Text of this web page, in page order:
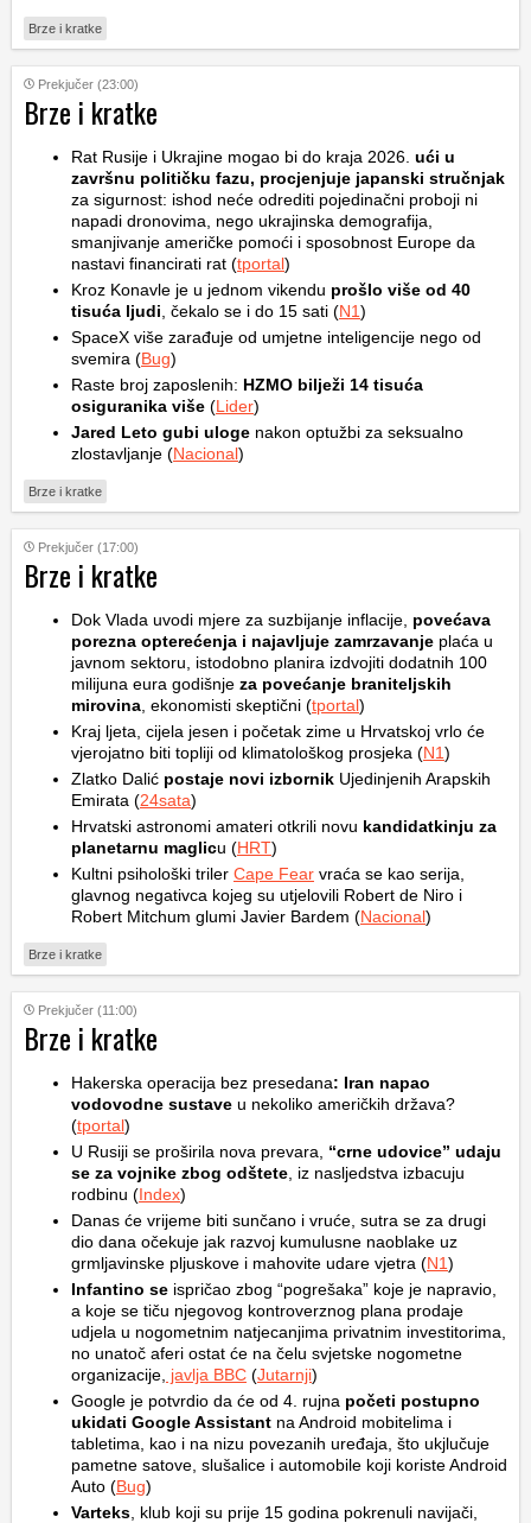
Brze i kratke
Prekjučer (23:00)
Brze i kratke
Rat Rusije i Ukrajine mogao bi do kraja 2026. ući u
završnu političku fazu, procjenjuje japanski stručnjak
za sigurnost: ishod neće odrediti pojedinačni proboji ni
napadi dronovima, nego ukrajinska demografija,
smanjivanje američke pomoći i sposobnost Europe da
nastavi financirati rat (tportal)
Kroz Konavle je u jednom vikendu prošlo više od 40
tisuća ljudi , čekalo se i do 15 sati (N1)
SpaceX više zarađuje od umjetne inteligencije nego od
svemira (Bug)
Raste broj zaposlenih: HZMO bilježi 14 tisuća
osiguranika više (Lider)
Jared Leto gubi uloge nakon optužbi za seksualno
zlostavljanje (Nacional)
Brze i kratke
Prekjučer (17:00)
Brze i kratke
Dok Vlada uvodi mjere za suzbijanje inflacije, povećava
porezna opterećenja i najavljuje zamrzavanje plaća u
javnom sektoru, istodobno planira izdvojiti dodatnih 100
milijuna eura godišnje za povećanje braniteljskih
mirovina , ekonomisti skeptični (tportal)
Kraj ljeta, cijela jesen i početak zime u Hrvatskoj vrlo će
vjerojatno biti topliji od klimatološkog prosjeka (N1)
Zlatko Dalić postaje novi izbornik Ujedinjenih Arapskih
Emirata (24sata)
Hrvatski astronomi amateri otkrili novu kandidatkinju za
planetarnu maglicu (HRT)
Kultni psihološki triler Cape Fear vraća se kao serija,
glavnog negativca kojeg su utjelovili Robert de Niro i
Robert Mitchum glumi Javier Bardem (Nacional)
Brze i kratke
Prekjučer (11:00)
Brze i kratke
Hakerska operacija bez presedana: Iran napao
vodovodne sustave u nekoliko američkih država?
(tportal)
U Rusiji se proširila nova prevara, “crne udovice” udaju
se za vojnike zbog odštete , iz nasljedstva izbacuju
rodbinu (Index)
Danas će vrijeme biti sunčano i vruće, sutra se za drugi
dio dana očekuje jak razvoj kumulusne naoblake uz
grmljavinske pljuskove i mahovite udare vjetra (N1)
Infantino se ispričao zbog “pogrešaka” koje je napravio,
a koje se tiču njegovog kontroverznog plana prodaje
udjela u nogometnim natjecanjima privatnim investitorima,
no unatoč aferi ostat će na čelu svjetske nogometne
organizacije, javlja BBC (Jutarnji)
Google je potvrdio da će od 4. rujna početi postupno
ukidati Google Assistant na Android mobitelima i
tabletima, kao i na nizu povezanih uređaja, što ukjlučuje
pametne satove, slušalice i automobile koji koriste Android
Auto (Bug)
Varteks , klub koji su prije 15 godina pokrenuli navijači,